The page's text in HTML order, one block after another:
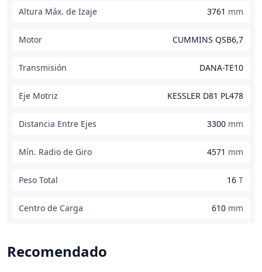
Altura Máx. de Izaje 3761 mm
Motor CUMMINS QSB6,7
Transmisión DANA-TE10
Eje Motriz KESSLER D81 PL478
Distancia Entre Ejes 3300 mm
Mín. Radio de Giro 4571 mm
Peso Total 16 T
Centro de Carga 610 mm
Recomendado